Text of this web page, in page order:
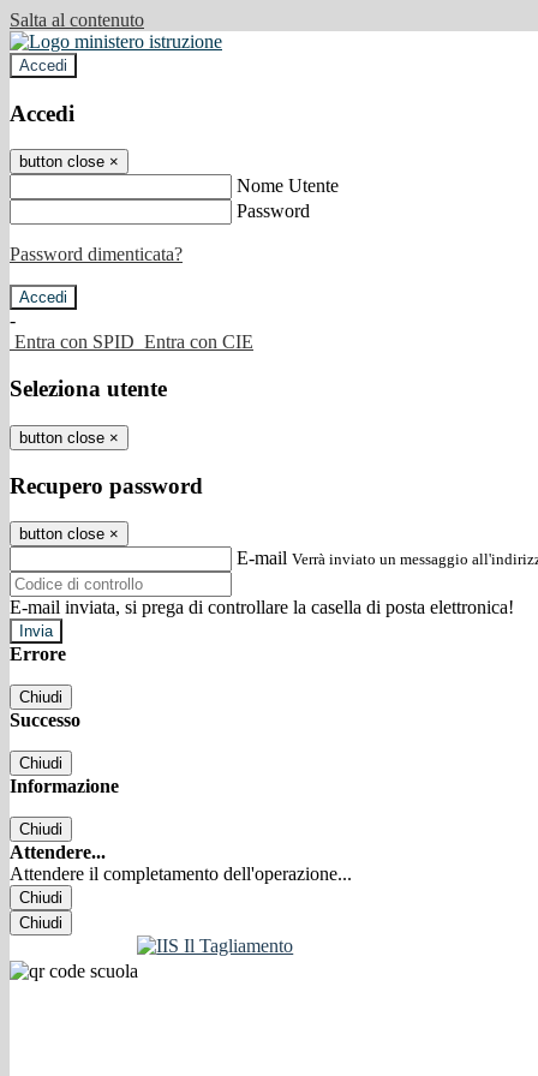
Salta al contenuto
Accedi
Accedi
button close ×
Nome Utente
Password
Password dimenticata?
-
Entra con SPID Entra con CIE
Seleziona utente
button close ×
Recupero password
button close ×
E-mail Verrà inviato un messaggio
E-mail inviata, si prega di controllare la casella di posta elettronica!
Errore
Chiudi
Successo
Chiudi
Informazione
Chiudi
Attendere...
Attendere il completamento dell'operazione...
Chiudi
Chiudi